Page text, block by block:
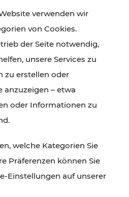
Gastronomie,
– viele
Ticket- und Fahrplan-
und schnell erreichbar.
verwenden wir
von Cookies.
der Seite notwendig,
unsere Services zu
zu erstellen oder
anzuzeigen – etwa
oder Informationen zu
welche Kategorien Sie
Präferenzen können Sie
Einstellungen auf unserer